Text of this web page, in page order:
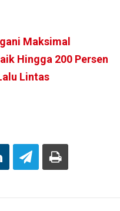
Maksimal
Hingga 200 Persen
Lintas